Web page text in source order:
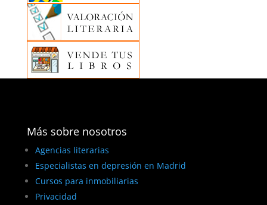
Más sobre nosotros
Agencias literarias
Especialistas en depresión en Madrid
Cursos para inmobiliarias
Privacidad